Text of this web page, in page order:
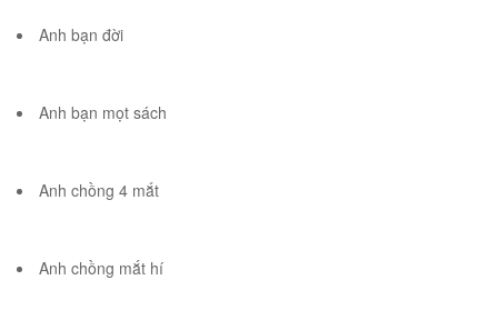
Anh bạn đời
Anh bạn mọt sách
Anh chồng 4 mắt
Anh chồng mắt hí